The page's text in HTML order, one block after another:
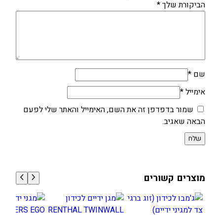
הביקורת שלך*
שם *
אימייל*
שמור בדפדפן זה את השם, האימייל והאתר שלי לפעם
הבאה שאגיב.
מוצרים קשורים